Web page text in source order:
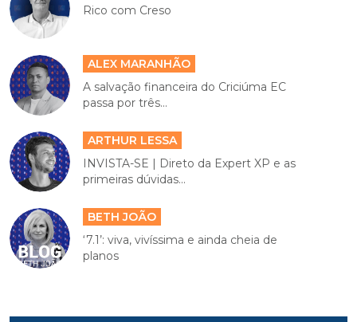
Rico com Creso
ALEX MARANHÃO
A salvação financeira do Criciúma EC
passa por três...
ARTHUR LESSA
INVISTA-SE | Direto da Expert XP e as
primeiras dúvidas...
BETH JOÃO
‘7.1’: viva, vivíssima e ainda cheia de
planos